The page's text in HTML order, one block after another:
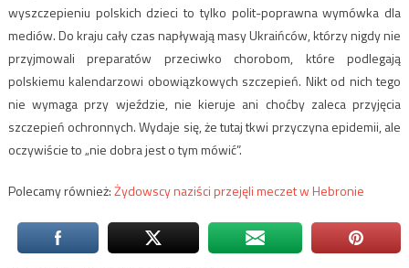
wyszczepieniu polskich dzieci to tylko polit-poprawna wymówka dla
mediów. Do kraju cały czas napływają masy Ukraińców, którzy nigdy nie
przyjmowali preparatów przeciwko chorobom, które podlegają
polskiemu kalendarzowi obowiązkowych szczepień. Nikt od nich tego
nie wymaga przy wjeździe, nie kieruje ani choćby zaleca przyjęcia
szczepień ochronnych. Wydaje się, że tutaj tkwi przyczyna epidemii, ale
oczywiście to „nie dobra jest o tym mówić”.
Polecamy również:Żydowscy naziści przejęli meczet w Hebronie